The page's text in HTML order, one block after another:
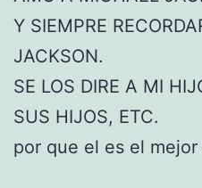
Y SIEMPRE
JACKSON.
SE LOS DIRE A MI
SUS HIJOS, ETC.
por que el es el mejor